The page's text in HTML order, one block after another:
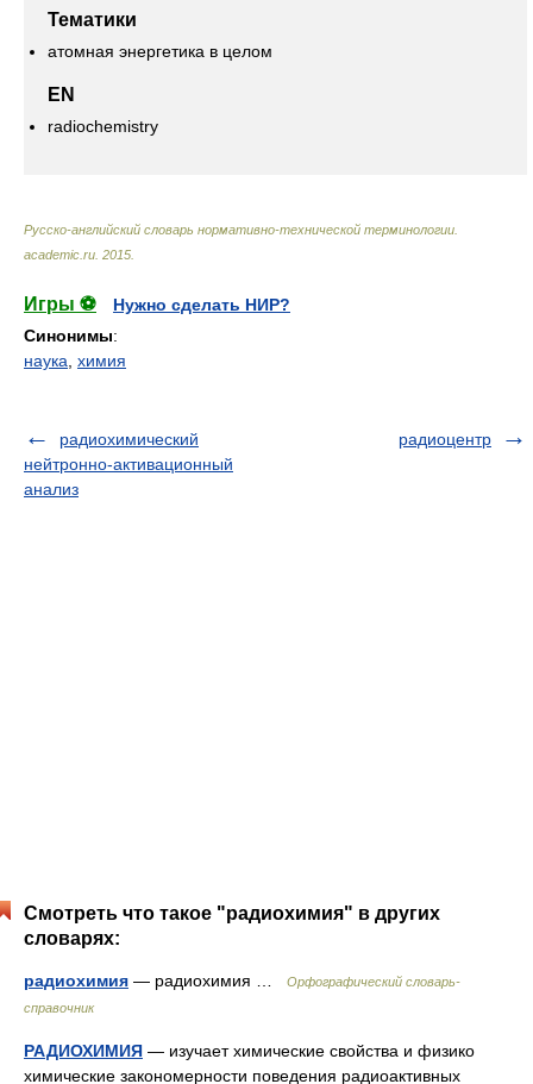
Тематики
атомная энергетика в целом
EN
radiochemistry
Русско-английский словарь нормативно-технической терминологии
academic.ru 2015
Игры ⚽
Нужно сделать НИР?
Синонимы:
наука химия
радиохимический
нейтронно-активационный
анализ
радиоцентр
Смотреть что такое "радиохимия" в других
словарях:
радиохимия — радиохимия …
Орфографический словарь-
справочник
РАДИОХИМИЯ — изучает химические свойства и физико
химические закономерности поведения радиоактивных